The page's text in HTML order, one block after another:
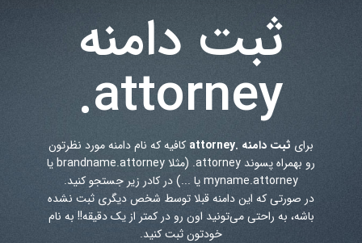
ثبت دامنه
.attorney
برای ثبت دامنه .attorney
کافیه که نام دامنه مورد نظرتون
رو بهمراه پسوند.attorney
(مثلا brandname.attorney یا
myname.attorney یا ...) در کادر زیر جستجو کنید.
در صورتی که این دامنه قبلا توسط شخص دیگری ثبت نشده
باشه، به راحتی می‌تونید اون رو در کمتر از یک دقیقه!! به نام
خودتون ثبت کنید.